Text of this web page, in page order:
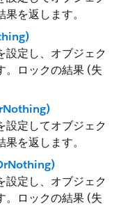
を返します。
設定し、オブジェク
。ロックの結果 (失
設定してオブジェク
を返します。
設定し、オブジェク
。ロックの結果 (失